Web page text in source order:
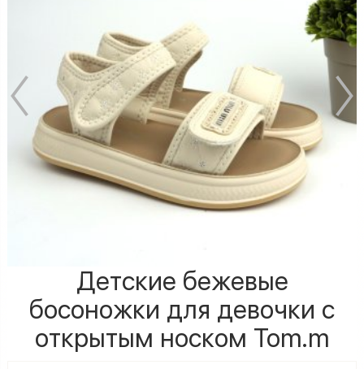
Детские бежевые
босоножки для девочки с
открытым носком Tom.m